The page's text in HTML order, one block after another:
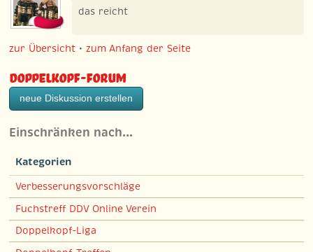
das reicht
zur Übersicht •zum Anfang der Seite
Doppelkopf-Forum
neue Diskussion erstellen
Einschränken nach…
Kategorien
Verbesserungsvorschläge
Fuchstreff DDV Online Verein
Doppelkopf-Liga